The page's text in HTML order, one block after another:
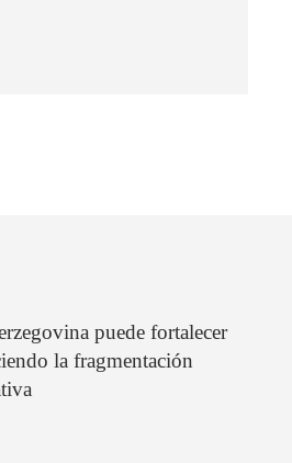
puede fortalecer
la fragmentación